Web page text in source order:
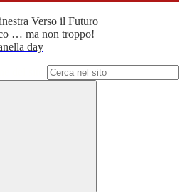
Verso il Futuro
… ma non troppo!
day